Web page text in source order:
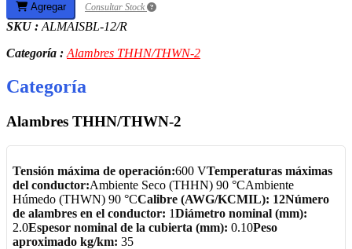
Agregar Consultar Stock
SKU :ALMAISBL-12/R
Categoría :Alambres THHN/THWN-2
Categoría
Alambres THHN/THWN-2
Tensión máxima de operación:600 VTemperaturas máximas
del conductor:Ambiente Seco (THHN) 90 °CAmbiente
Húmedo (THWN) 90 °CCalibre (AWG/KCMIL): 12Número
de alambres en el conductor: 1Diámetro nominal (mm):
2.0Espesor nominal de la cubierta (mm): 0.10Peso
aproximado kg/km: 35